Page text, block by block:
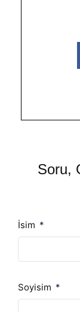
Soru,
İsim
Soyisim